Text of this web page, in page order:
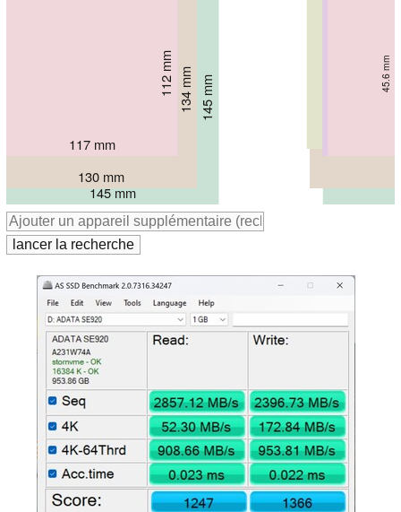
145 mm
145 mm 49 mm
130 mm
134 mm 58 mm
107 mm
60 mm
117 mm
112 mm 49.2 mm
117 mm
112 mm 49.2 mm
117 mm
112 mm 45.6 mm